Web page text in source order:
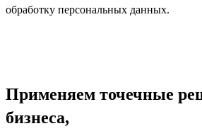
обработку персональных данных.
Применяем точечные
бизнеса,